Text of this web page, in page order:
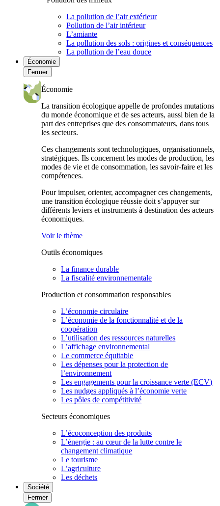
La pollution de l’air extérieur
Pollution de l’air intérieur
L’amiante
La pollution des sols : origines et conséquences
La pollution de l’eau douce
Économie
Fermer
Économie
La transition écologique appelle de profondes mutations
du monde économique et de ses acteurs, aussi bien de la
part des entreprises que des consommateurs, dans tous
les secteurs.
Ces changements sont technologiques, organisationnels,
stratégiques. Ils concernent les modes de production, les
modes de vie et de consommation, les savoir-faire et les
compétences.
Pour impulser, orienter, accompagner ces changements,
une transition écologique réussie doit s’appuyer sur
différents leviers et instruments à destination des acteurs
économiques.
Voir le thème
Outils économiques
La finance durable
La fiscalité environnementale
Production et consommation responsables
L’économie circulaire
L’économie de la fonctionnalité et de la
coopération
L’utilisation des ressources naturelles
L’affichage environnemental
Le commerce équitable
Les dépenses pour la protection de
l’environnement
Les engagements pour la croissance verte (ECV)
Les nudges appliqués à l’économie verte
Les pôles de compétitivité
Secteurs économiques
L’écoconception des produits
L’énergie : au cœur de la lutte contre le
changement climatique
Le tourisme
L’agriculture
Les déchets
Société
Fermer